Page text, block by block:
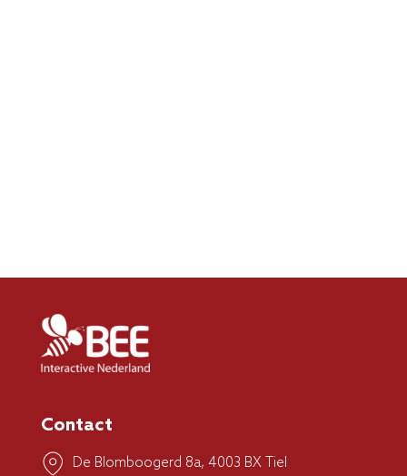
Contact
De Blomboogerd 8a, 4003 BX Tiel